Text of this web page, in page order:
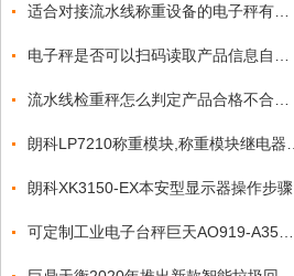
朗科XK3150-EX本安型显示器操作步骤